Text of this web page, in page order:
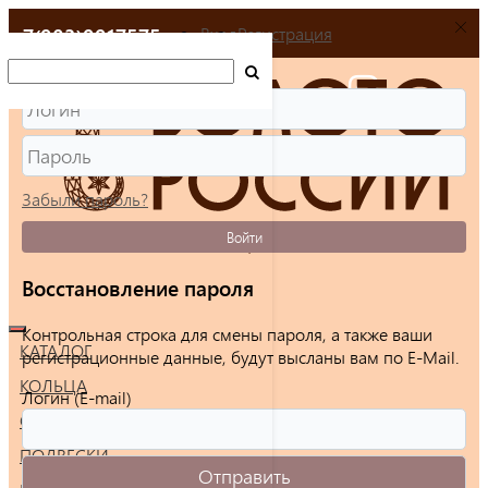
+7(903)9917575
КАТАЛОГ
КОЛЬЦА
СЕРЬГИ
ПОДВЕСКИ
ВходРегистрация
Забыли пароль?
Войти
Восстановление пароля
Контрольная строка для смены пароля, а также ваши
регистрационные данные, будут высланы вам по E-Mail.
Логин (E-mail)